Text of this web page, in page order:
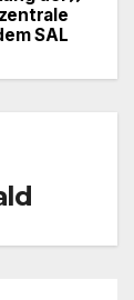
SAL